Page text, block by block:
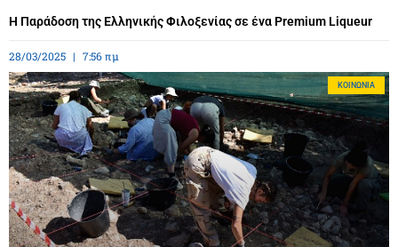
Η Παράδοση της Ελληνικής Φιλοξενίας σε ένα Premium Liqueur
28/03/2025 7:56 πμ
ΚΟΙΝΩΝΊΑ